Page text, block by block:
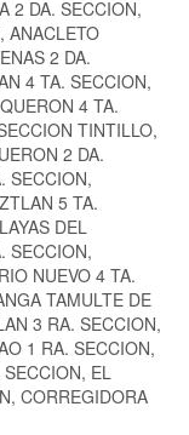
2 DA. SECCION,
ANACLETO
2 DA.
4 TA. SECCION,
4 TA.
TINTILLO,
2 DA.
SECCION,
5 TA.
DEL
SECCION,
NUEVO 4 TA.
TAMULTE DE
3 RA. SECCION,
1 RA. SECCION,
EL
CORREGIDORA